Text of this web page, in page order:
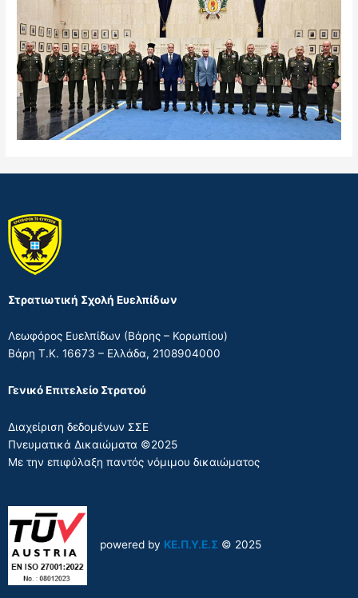
Στρατιωτική Σχολή Ευελπίδων
Λεωφόρος Ευελπίδων (Βάρης – Κορωπίου)
Βάρη Τ.Κ. 16673 – Ελλάδα, 2108904000
Γενικό Επιτελείο Στρατού
Διαχείριση δεδομένων ΣΣΕ
Πνευματικά Δικαιώματα ©2025
Με την επιφύλαξη παντός νόμιμου δικαιώματος
powered by ΚΕ.Π.Υ.Ε.Σ © 2025